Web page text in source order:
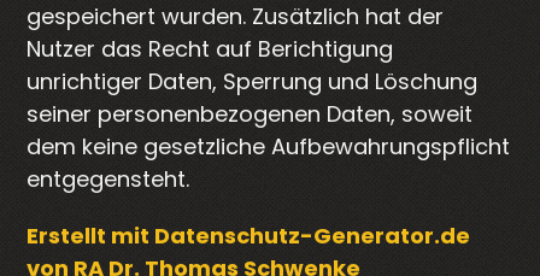
gespeichert wurden. Zusätzlich hat der
Nutzer das Recht auf Berichtigung
unrichtiger Daten, Sperrung und Löschung
seiner personenbezogenen Daten, soweit
dem keine gesetzliche Aufbewahrungspflicht
entgegensteht.
Erstellt mit Datenschutz-Generator.de
von RA Dr. Thomas Schwenke